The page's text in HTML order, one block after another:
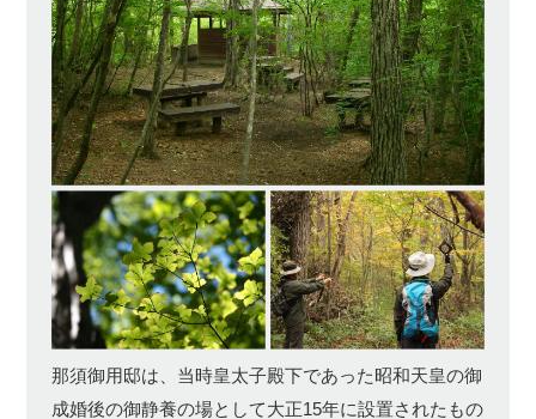
那須御用邸は、当時皇太子殿下であった昭和天皇の御
成婚後の御静養の場として大正15年に設置されたもの